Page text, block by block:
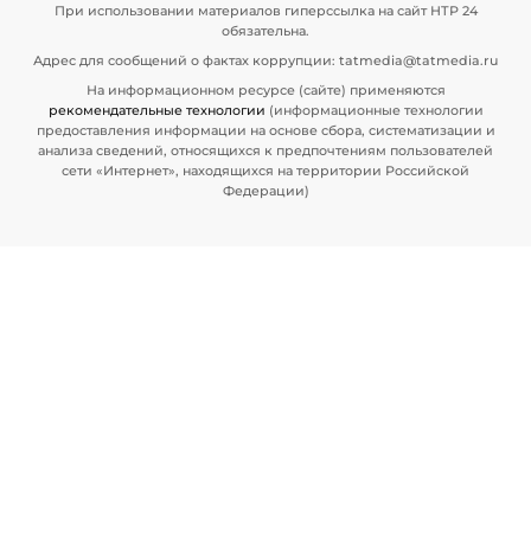
При использовании материалов гиперссылка на сайт НТР 24
обязательна.
Адрес для сообщений о фактах коррупции: tatmedia@tatmedia.ru
На информационном ресурсе (сайте) применяются
рекомендательные технологии (информационные технологии
предоставления информации на основе сбора, систематизации и
анализа сведений, относящихся к предпочтениям пользователей
сети «Интернет», находящихся на территории Российской
Федерации)